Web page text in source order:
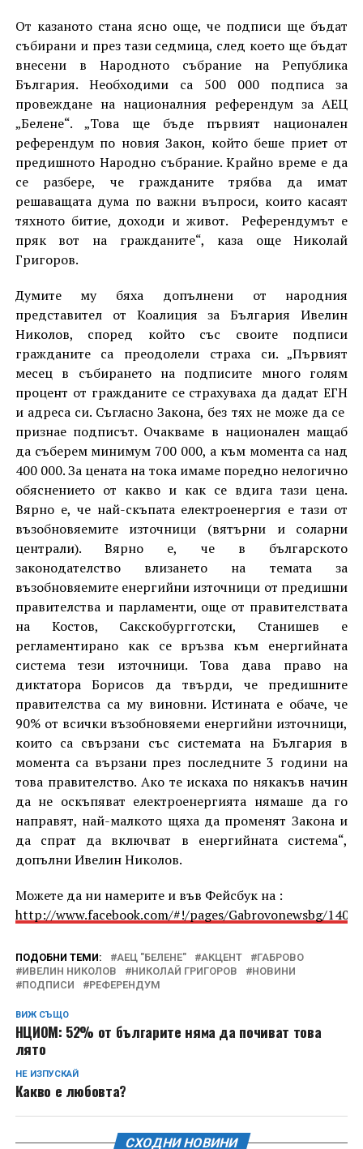
От казаното стана ясно още, че подписи ще бъдат
събирани и през тази седмица, след което ще бъдат
внесени в Народното събрание на Република
България. Необходими са 500 000 подписа за
провеждане на националния референдум за АЕЦ
„Белене“. „Това ще бъде първият национален
референдум по новия Закон, който беше приет от
предишното Народно събрание. Крайно време е да
се разбере, че гражданите трябва да имат
решаващата дума по важни въпроси, които касаят
тяхното битие, доходи и живот. Референдумът е
пряк вот на гражданите“, каза още Николай
Григоров.
Думите му бяха допълнени от народния
представител от Коалиция за България Ивелин
Николов, според който със своите подписи
гражданите са преодолели страха си. „Първият
месец в събирането на подписите много голям
процент от гражданите се страхуваха да дадат ЕГН
и адреса си. Съгласно Закона, без тях не може да се
признае подписът. Очакваме в национален мащаб
да съберем минимум 700 000, а към момента са над
400 000. За цената на тока имаме поредно нелогично
обяснението от какво и как се вдига тази цена.
Вярно е, че най-скъпата електроенергия е тази от
възобновяемите източници (вятърни и соларни
централи). Вярно е, че в българското
законодателство влизането на темата за
възобновяемите енергийни източници от предишни
правителства и парламенти, още от правителствата
на Костов, Сакскобургготски, Станишев е
регламентирано как се връзва към енергийната
система тези източници. Това дава право на
диктатора Борисов да твърди, че предишните
правителства са му виновни. Истината е обаче, че
90% от всички възобновяеми енергийни източници,
които са свързани със системата на България в
момента са вързани през последните 3 години на
това правителство. Ако те искаха по някакъв начин
да не оскъпяват електроенергията нямаше да го
направят, най-малкото щяха да променят Закона и
да спрат да включват в енергийната система“,
допълни Ивелин Николов.
Можете да ни намерите и във Фейсбук на :
http://www.facebook.com/#!/pages/Gabrovonewsbg/
ПОДОБНИ ТЕМИ: АЕЦ "БЕЛЕНЕ" АКЦЕНТ
ГАБРОВО
ИВЕЛИН НИКОЛОВ
НИКОЛАЙ ГРИГОРОВ
НОВИНИ
ПОДПИСИ
РЕФЕРЕНДУМ
ВИЖ СЪЩО
НЦИОМ: 52% от българите няма да почиват това
лято
НЕ ИЗПУСКАЙ
Какво е любовта?
СХОДНИ НОВИНИ